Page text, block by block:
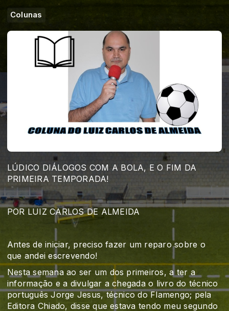
Colunas
LÚDICO DIÁLOGOS COM A BOLA, E O FIM DA
PRIMEIRA TEMPORADA!
POR LUIZ CARLOS DE ALMEIDA
Antes de iniciar, preciso fazer um reparo sobre o
que andei escrevendo!
Nesta semana ao ser um dos primeiros, a ter a
informação e a divulgar a chegada o livro do técnico
português Jorge Jesus, técnico do Flamengo; pela
Editora Chiado, disse que estava tendo meu segundo